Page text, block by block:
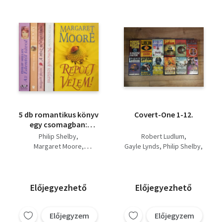
5 db romantikus könyv
egy csomagban:
Nemesnek születni -
Repülj velem! - A pénz
Philip Shelby
Margaret Moore
Előjegyezhető
Előjegyzem
Covert-One 1-12.
Robert Ludlum
Gayle Lynds Philip Shelby
Előjegyezhető
Előjegyzem